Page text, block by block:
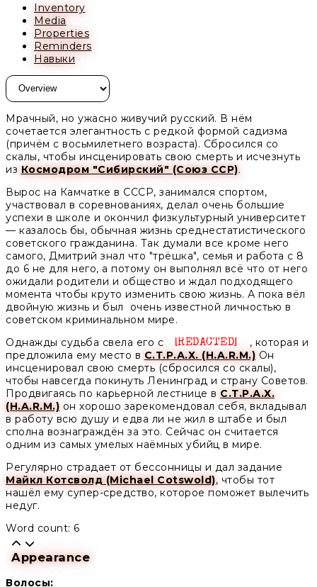
Inventory
Media
Properties
Reminders
Навыки
Мрачный, но ужасно живучий русский. В нём
сочетается элегантность с редкой формой садизма
(причём с восьмилетнего возраста). Сбросился со
скалы, чтобы инсценировать свою смерть и исчезнуть
из Космодром "Сибирский" (Союз ССР).
Вырос на Камчатке в СССР, занимался спортом,
участвовал в соревнованиях, делал очень большие
успехи в школе и окончил физкультурный университет
— казалось бы, обычная жизнь среднестатистического
советского гражданина. Так думали все кроме него
самого, Дмитрий знал что "трёшка", семья и работа с 8
до 6 не для него, а потому он выполнял всё что от него
ожидали родители и общество и ждал подходящего
момента чтобы круто изменить свою жизнь. А пока вёл
двойную жизнь и был очень известной личностью в
советском криминальном мире.
Однажды судьба свела его с
Unknown
, которая и
предложила ему место в С.Т.Р.А.Х. (H.A.R.M.) Он
инсценировал свою смерть (сбросился со скалы),
чтобы навсегда покинуть Ленинград и страну Советов.
Продвигаясь по карьерной лестнице в С.Т.Р.А.Х.
(H.A.R.M.) он хорошо зарекомендовал себя, вкладывал
в работу всю душу и едва ли не жил в штабе и был
сполна вознаграждён за это. Сейчас он считается
одним из самых умелых наёмных убийц в мире.
Регулярно страдает от бессонницы и дал задание
Майкл Котсволд (Michael Cotswold), чтобы тот
нашёл ему супер-средство, которое поможет вылечить
недуг.
Word count: 6
Appearance
Волосы: